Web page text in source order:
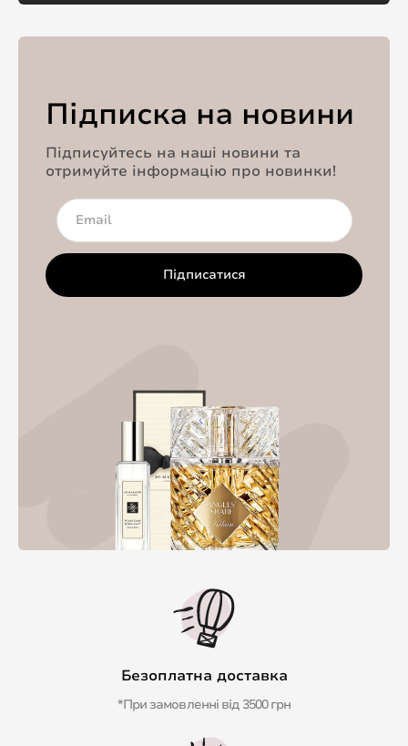
Підписка на новини
Підписуйтесь на наші новини та
отримуйте інформацію про новинки!
Підписатися
Безоплатна доставка
*При замовленні від 3500 грн